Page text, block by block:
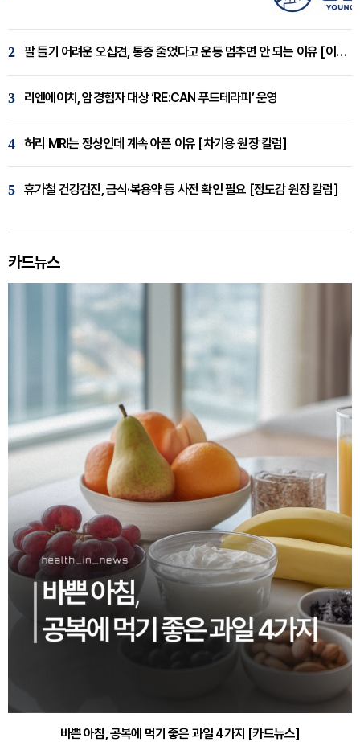
2 팔 들기 어려운 오십견, 통증 줄었다고 운동 멈추면 안 되는 이유 [이병욱 원장 칼럼]
3 리엔에이치, 암경험자 대상 ‘RE:CAN 푸드테라피’ 운영
4 허리 MRI는 정상인데 계속 아픈 이유 [차기용 원장 칼럼]
5 휴가철 건강검진, 금식·복용약 등 사전 확인 필요 [정도감 원장 칼럼]
카드뉴스
바쁜 아침, 공복에 먹기 좋은 과일 4가지 [카드뉴스]